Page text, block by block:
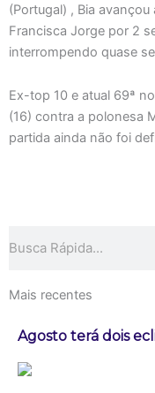
(Portugal) , Bia
Francisca Jorge por 2
interrompendo quase
Ex-top 10 e atual 69ª
(16) contra a polonesa
partida ainda não foi
Mais recentes
Agosto terá dois